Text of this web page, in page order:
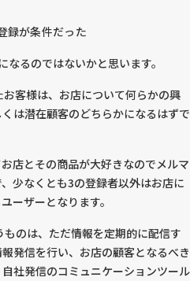
録が条件だった
るのではないかと思います。
客様は、お店について何らかの興
は潜在顧客のどちらかになるはずで
店とその商品が大好きなのでメルマ
少なくとも3の登録者以外はお店に
ーザーとなります。
のは、ただ情報を定期的に配信す
発信を行い、お店の顧客となるべき
社発信のコミュニケーションツール